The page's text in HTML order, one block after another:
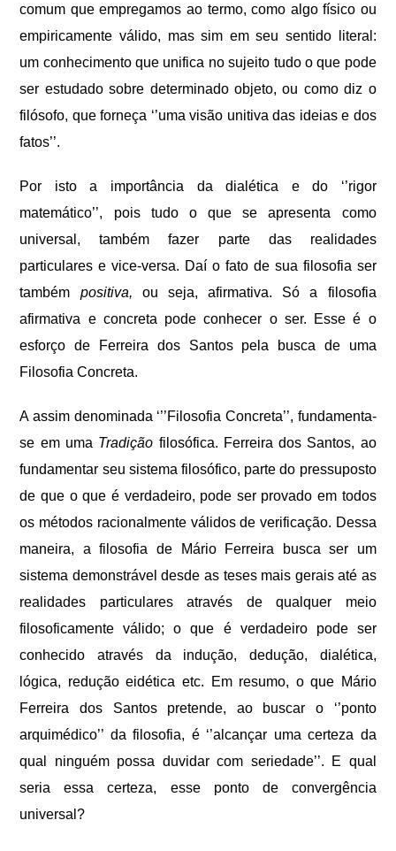
comum que empregamos ao termo, como algo físico ou
empiricamente válido, mas sim em seu sentido literal:
um conhecimento que unifica no sujeito tudo o que pode
ser estudado sobre determinado objeto, ou como diz o
filósofo, que forneça ‘’uma visão unitiva das ideias e dos
fatos’’.
Por isto a importância da dialética e do ‘’rigor
matemático’’, pois tudo o que se apresenta como
universal, também fazer parte das realidades
particulares e vice-versa. Daí o fato de sua filosofia ser
também positiva, ou seja, afirmativa. Só a filosofia
afirmativa e concreta pode conhecer o ser. Esse é o
esforço de Ferreira dos Santos pela busca de uma
Filosofia Concreta.
A assim denominada ‘’’Filosofia Concreta’’, fundamenta-
se em uma Tradição filosófica. Ferreira dos Santos, ao
fundamentar seu sistema filosófico, parte do pressuposto
de que o que é verdadeiro, pode ser provado em todos
os métodos racionalmente válidos de verificação. Dessa
maneira, a filosofia de Mário Ferreira busca ser um
sistema demonstrável desde as teses mais gerais até as
realidades particulares através de qualquer meio
filosoficamente válido; o que é verdadeiro pode ser
conhecido através da indução, dedução, dialética,
lógica, redução eidética etc. Em resumo, o que Mário
Ferreira dos Santos pretende, ao buscar o ‘’ponto
arquimédico’’ da filosofia, é ‘’alcançar uma certeza da
qual ninguém possa duvidar com seriedade’’. E qual
seria essa certeza, esse ponto de convergência
universal?